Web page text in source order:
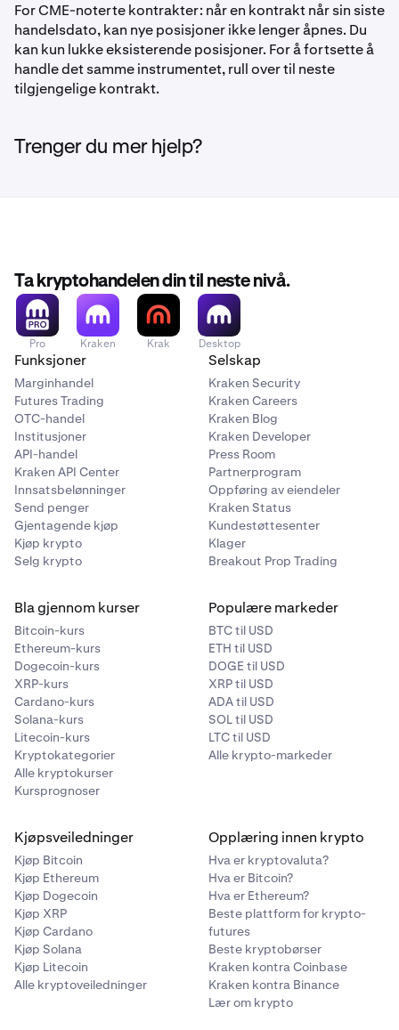
For CME-noterte kontrakter: når en kontrakt når sin siste
handelsdato, kan nye posisjoner ikke lenger åpnes. Du
kan kun lukke eksisterende posisjoner. For å fortsette å
handle det samme instrumentet, rull over til neste
tilgjengelige kontrakt.
Trenger du mer hjelp?
Ta kryptohandelen din til neste nivå.
Pro Kraken Krak Desktop
Funksjoner
Marginhandel
Futures Trading
OTC-handel
Institusjoner
API-handel
Kraken API Center
Innsatsbelønninger
Send penger
Gjentagende kjøp
Kjøp krypto
Selg krypto
Selskap
Kraken Security
Kraken Careers
Kraken Blog
Kraken Developer
Press Room
Partnerprogram
Oppføring av eiendeler
Kraken Status
Kundestøttesenter
Klager
Breakout Prop Trading
Bla gjennom kurser
Bitcoin-kurs
Ethereum-kurs
Dogecoin-kurs
XRP-kurs
Cardano-kurs
Solana-kurs
Litecoin-kurs
Kryptokategorier
Alle kryptokurser
Kursprognoser
Populære markeder
BTC til USD
ETH til USD
DOGE til USD
XRP til USD
ADA til USD
SOL til USD
LTC til USD
Alle krypto-markeder
Kjøpsveiledninger
Kjøp Bitcoin
Kjøp Ethereum
Kjøp Dogecoin
Kjøp XRP
Kjøp Cardano
Kjøp Solana
Kjøp Litecoin
Alle kryptoveiledninger
Opplæring innen krypto
Hva er kryptovaluta?
Hva er Bitcoin?
Hva er Ethereum?
Beste plattform for krypto-
futures
Beste kryptobørser
Kraken kontra Coinbase
Kraken kontra Binance
Lær om krypto